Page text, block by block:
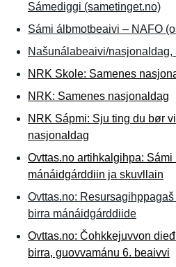
Sámediggi (sametinget.no)
Sámi álbmotbeaivi – NAFO
Našunálabeaivi/nasjonaldag,
NRK Skole: Samenes
NRK: Samenes nasjonaldag
NRK Sápmi: Sju ting du bør
nasjonaldag
Ovttas.no artihkalgihpa:
mánáidgárddiin ja skuvllain
Ovttas.no:
birra mánáidgárddiide
Ovttas.no: Čohkkejuvvon
birra, guovvamánu 6. beaivvi